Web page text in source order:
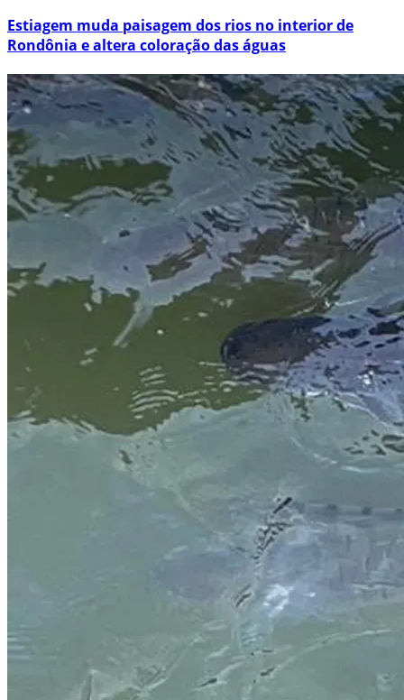
Estiagem muda paisagem dos rios no interior de
Rondônia e altera coloração das águas